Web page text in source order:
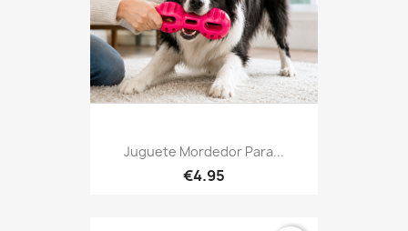
Juguete Mordedor Para...
€4.95